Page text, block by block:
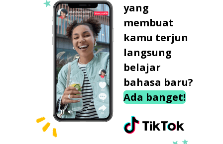
yang
membuat
kamu terjun
langsung
belajar
bahasa baru?
Ada banget!